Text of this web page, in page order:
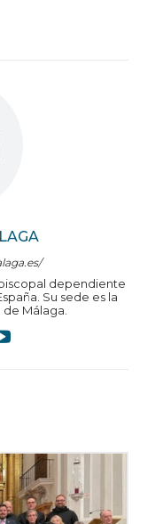
dependiente
Su sede es la
Málaga.